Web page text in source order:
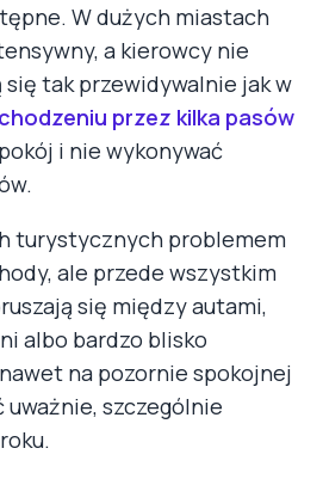
W dużych miastach
a kierowcy nie
tak przewidywalnie jak w
przez kilka pasów
i nie wykonywać
turystycznych problemem
ale przede wszystkim
się między autami,
albo bardzo blisko
na pozornie spokojnej
szczególnie